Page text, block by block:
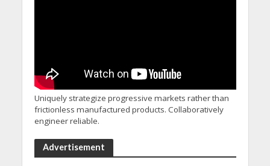
Uniquely strategize progressive markets rather than
frictionless manufactured products. Collaboratively
engineer reliable.
Advertisement